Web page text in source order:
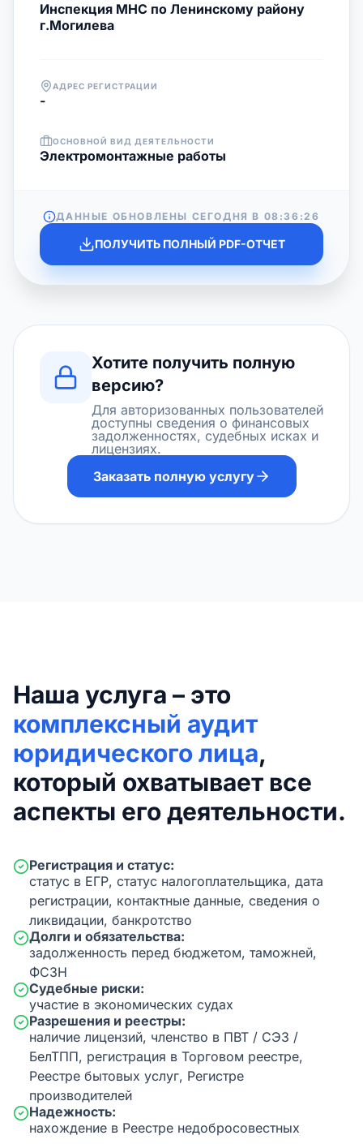
Инспекция МНС по Ленинскому району
г.Могилева
АДРЕС РЕГИСТРАЦИИ
-
ОСНОВНОЙ ВИД ДЕЯТЕЛЬНОСТИ
Электромонтажные работы
ДАННЫЕ ОБНОВЛЕНЫ СЕГОДНЯ В 08:36:26
ПОЛУЧИТЬ ПОЛНЫЙ PDF-ОТЧЕТ
Хотите получить полную
версию?
Для авторизованных пользователей
доступны сведения о финансовых
задолженностях, судебных исках и
лицензиях.
Заказать полную услугу
Наша услуга – это
комплексный аудит
юридического лица,
который охватывает все
аспекты его деятельности.
Регистрация и статус:
статус в ЕГР, статус налогоплательщика, дата
регистрации, контактные данные, сведения о
ликвидации, банкротство
Долги и обязательства:
задолженность перед бюджетом, таможней,
ФСЗН
Судебные риски:
участие в экономических судах
Разрешения и реестры:
наличие лицензий, членство в ПВТ / СЭЗ /
БелТПП, регистрация в Торговом реестре,
Реестре бытовых услуг, Регистре
производителей
Надежность:
нахождение в Реестре недобросовестных